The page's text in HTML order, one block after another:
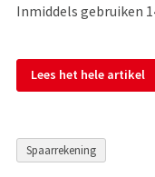
Inmiddels gebruiken
Lees het hele artikel
Spaarrekening